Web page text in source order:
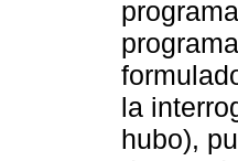
la
hubo),